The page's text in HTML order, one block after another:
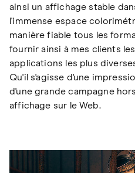
ainsi un affichage stable
l'immense espace
manière fiable tous les
fournir ainsi à mes clients
applications les plus
Qu'il s'agisse d'une
d'une grande campagne
affichage sur le Web.